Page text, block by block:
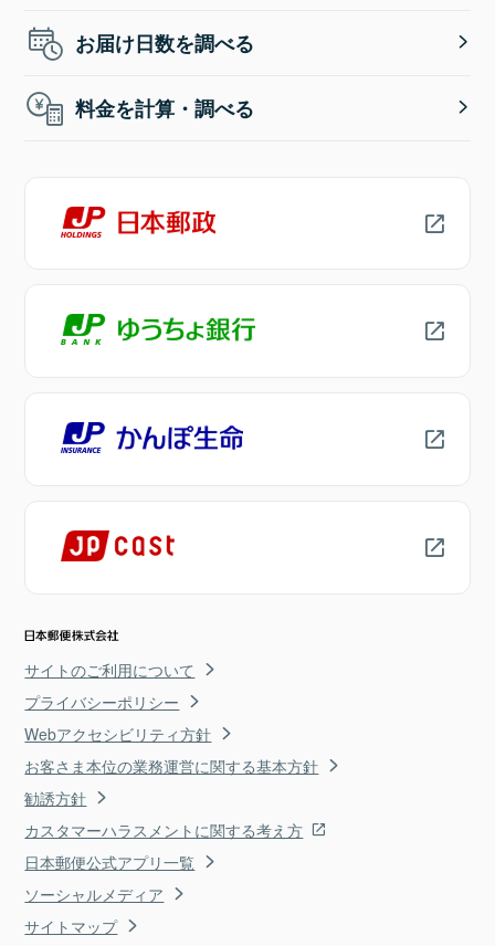
お届け日数を調べる
料金を計算・調べる
サイトのご利用について
プライバシーポリシー
Webアクセシビリティ方針
お客さま本位の業務運営に関する基本方針
勧誘方針
カスタマーハラスメントに関する考え方
日本郵便公式アプリ一覧
ソーシャルメディア
サイトマップ